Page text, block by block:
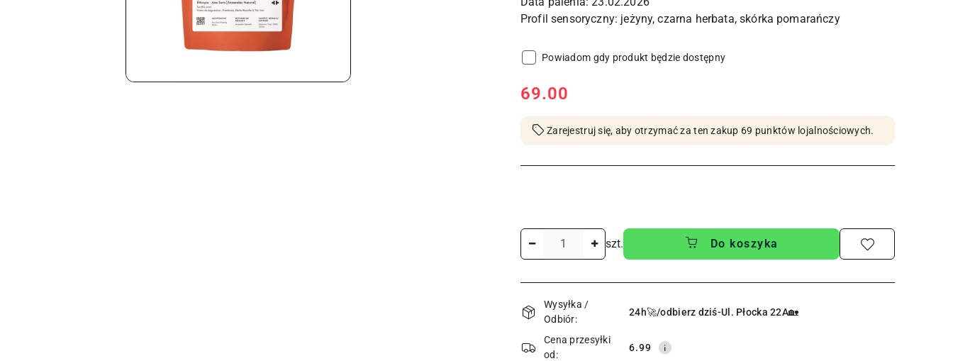
Profil sensoryczny: jeżyny, czarna herbata, skórka pomarańczy
Powiadom gdy produkt będzie dostępny
cena:
69.00
Zarejestruj się, aby otrzymać za ten zakup 69 punktów lojalnościowych.
szt. Do koszyka
Dostępność
i
dostawa
Wysyłka /
Odbiór:
24h🚀/odbierz dziś-Ul. Płocka 22A🏡
Cena przesyłki
od:
6.99